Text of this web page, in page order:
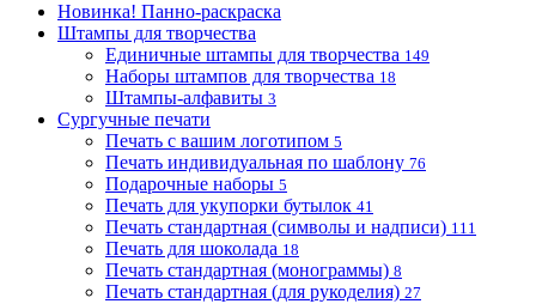
Новинка! Панно-раскраска
Штампы для творчества
Единичные штампы для творчества 149
Наборы штампов для творчества 18
Штампы-алфавиты 3
Сургучные печати
Печать с вашим логотипом 5
Печать индивидуальная по шаблону 76
Подарочные наборы 5
Печать для укупорки бутылок 41
Печать стандартная (символы и надписи) 111
Печать для шоколада 18
Печать стандартная (монограммы) 8
Печать стандартная (для рукоделия) 27